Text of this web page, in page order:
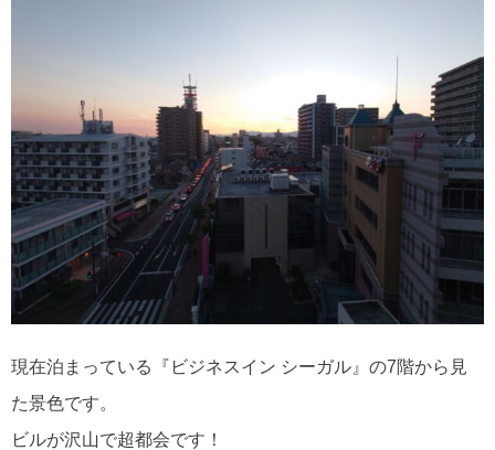
現在泊まっている『ビジネスイン シーガル』の7階から見
た景色です。
ビルが沢山で超都会です！